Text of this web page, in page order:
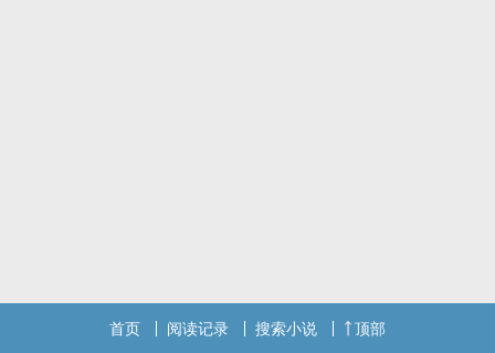
首页 阅读记录 搜索小说 顶部